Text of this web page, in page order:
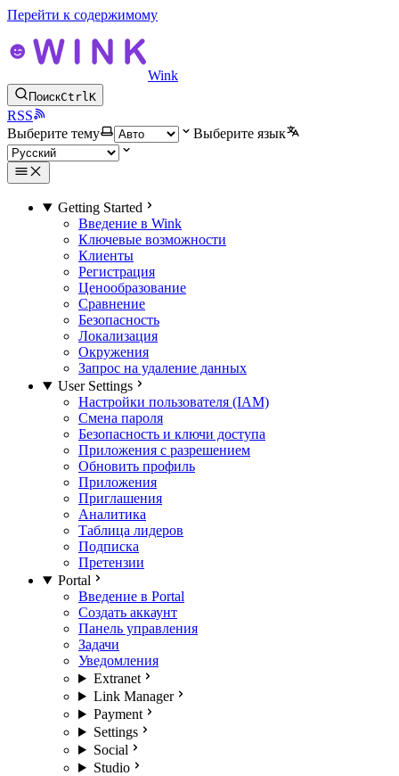
Перейти к содержимому
Wink
ПоискCtrlK
RSS
Выберите тему
Выберите язык
Getting Started
Введение в Wink
Ключевые возможности
Клиенты
Регистрация
Ценообразование
Сравнение
Безопасность
Локализация
Окружения
Запрос на удаление данных
User Settings
Настройки пользователя (IAM)
Смена пароля
Безопасность и ключи доступа
Приложения с разрешением
Обновить профиль
Приложения
Приглашения
Аналитика
Таблица лидеров
Подписка
Претензии
Portal
Введение в Portal
Создать аккаунт
Панель управления
Задачи
Уведомления
Extranet
Link Manager
Payment
Settings
Social
Studio